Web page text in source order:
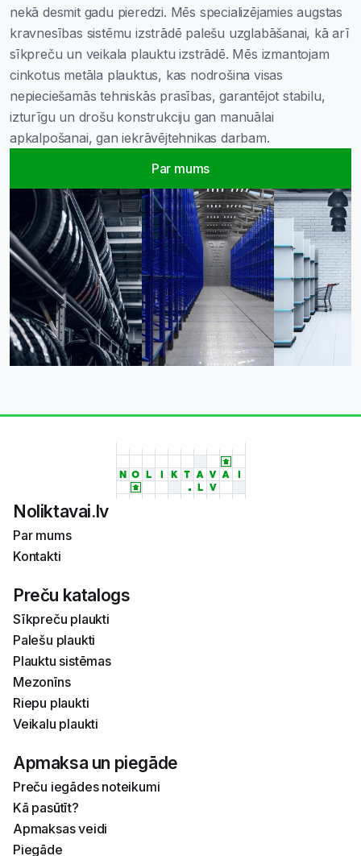
nekā desmit gadu pieredzi. Mēs specializējamies augstas
kravnesības sistēmu izstrādē palešu uzglabāšanai, kā arī
sīkpreču un veikala plauktu izstrādē. Mēs izmantojam
cinkotus metāla plauktus, kas nodrošina visas
nepieciešamās tehniskās prasības, garantējot stabilu,
izturīgu un drošu konstrukciju gan manuālai
apkalpošanai, gan iekrāvējtehnikas darbam.
Par mums
Noliktavai.lv
Par mums
Kontakti
Preču katalogs
Sīkpreču plaukti
Palešu plaukti
Plauktu sistēmas
Mezonīns
Riepu plaukti
Veikalu plaukti
Apmaksa un piegāde
Preču iegādes noteikumi
Kā pasūtīt?
Apmaksas veidi
Piegāde